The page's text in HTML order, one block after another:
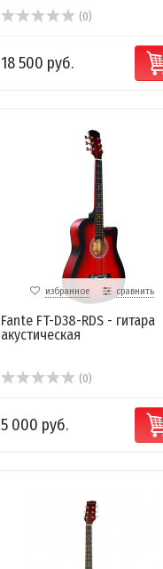
(0)
18 500 руб.
избранное сравнить
Fante FT-D38-RDS - гитара
акустическая
(0)
5 000 руб.